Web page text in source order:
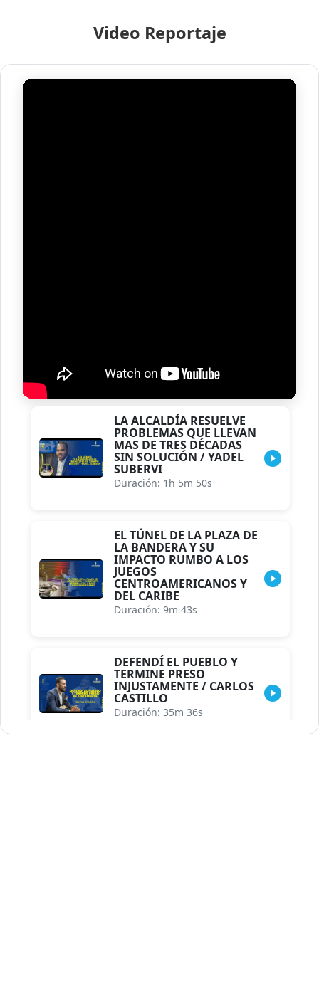
Video Reportaje
LA ALCALDÍA RESUELVE
PROBLEMAS QUE LLEVAN
MAS DE TRES DÉCADAS
SIN SOLUCIÓN / YADEL
SUBERVI
Duración: 1h 5m 50s
EL TÚNEL DE LA PLAZA DE
LA BANDERA Y SU
IMPACTO RUMBO A LOS
JUEGOS
CENTROAMERICANOS Y
DEL CARIBE
Duración: 9m 43s
DEFENDÍ EL PUEBLO Y
TERMINE PRESO
INJUSTAMENTE / CARLOS
CASTILLO
Duración: 35m 36s